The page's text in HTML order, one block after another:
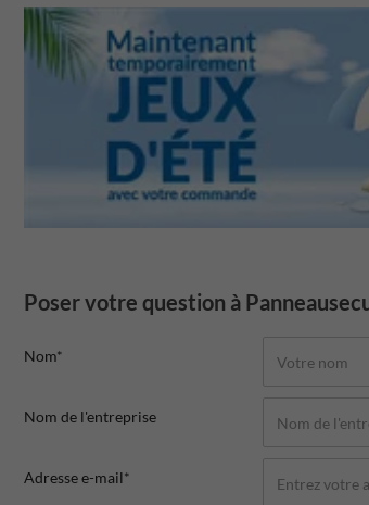
Poser votre question à
Nom*
Nom de l'entreprise
Adresse e-mail*